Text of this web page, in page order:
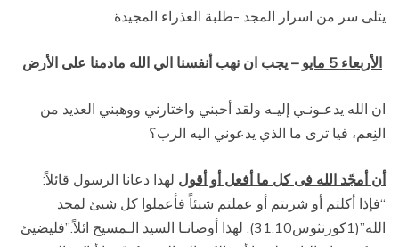
يتلى سر من اسرار المجد -طلبة العذراء المجيدة
الأربعاء 5 مايو – يجب ان نهب أنفسنا الي الله مادمنا على الأرض
ان الله يدعـونـي إليـه ولقد أحبني واختارني ووهبني العديد من
النِعم، فيا ترى ما الذي يدعوني اليه الرب؟
أن أمجّد الله فى كل ما أفعل أو أقول لهذا دعانا الرسول قائلاً:
“فإذا أكلتم أو شربتم أو عملتم شيئاً فأعملوا كل شيئ لمجد
الله”(1كورنثوس31:10). لهذا أوصانـا السيد الـمسيح ائلاً:”فليضيئ